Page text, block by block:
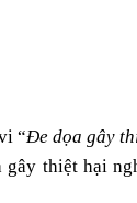
“Đe dọa gây
thiệt hại